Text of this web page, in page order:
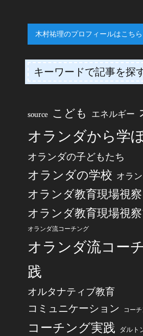
木村祐理のプロフィールはこちら
キーワードで記事を探
source こども エネルギー
オランダから学
オランダの子どもたち
オランダの学校 オラ
オランダ教育現場視察
オランダ教育現場視
オランダ流コーチング
オランダ流コー
践
オルタナティブ教育
コミュニケーション コー
コーチング実践 ダルト